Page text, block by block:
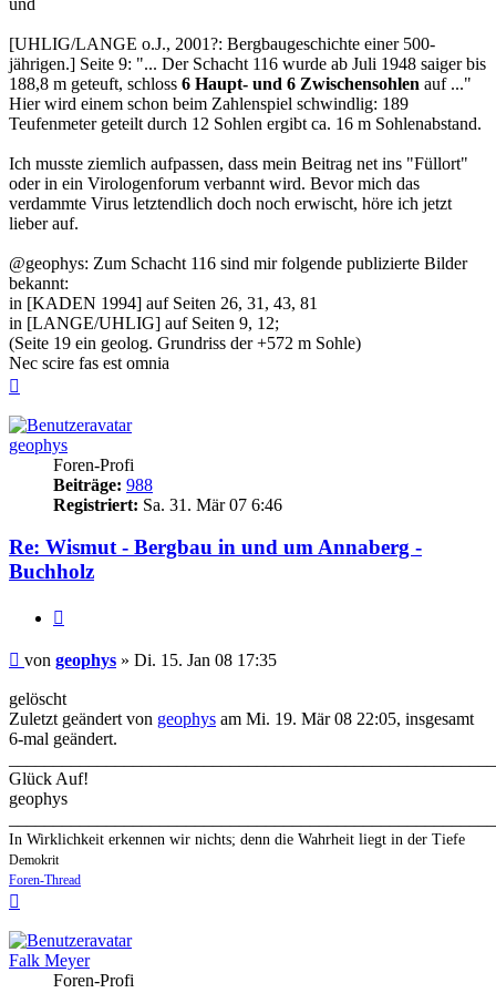
[UHLIG/LANGE o.J., 2001?: Bergbaugeschichte einer 500-
jährigen.] Seite 9: "... Der Schacht 116 wurde ab Juli 1948 saiger bis
188,8 m geteuft, schloss 6 Haupt- und 6 Zwischensohlen auf ..."
Hier wird einem schon beim Zahlenspiel schwindlig: 189
Teufenmeter geteilt durch 12 Sohlen ergibt ca. 16 m Sohlenabstand.
Ich musste ziemlich aufpassen, dass mein Beitrag net ins "Füllort"
oder in ein Virologenforum verbannt wird. Bevor mich das
verdammte Virus letztendlich doch noch erwischt, höre ich jetzt
lieber auf.
@geophys: Zum Schacht 116 sind mir folgende publizierte Bilder
bekannt:
in [KADEN 1994] auf Seiten 26, 31, 43, 81
in [LANGE/UHLIG] auf Seiten 9, 12;
(Seite 19 ein geolog. Grundriss der +572 m Sohle)
Nec scire fas est omnia
geophys
Foren-Profi
Beiträge: 988
Registriert: Sa. 31. Mär 07 6:46
Re: Wismut - Bergbau in und um Annaberg -
Buchholz
Beitrag
von geophys » Di. 15. Jan 08 17:35
gelöscht
Zuletzt geändert von geophys am Mi. 19. Mär 08 22:05, insgesamt
6-mal geändert.
Glück Auf!
geophys
In Wirklichkeit erkennen wir nichts; denn die Wahrheit liegt in der Tiefe
Demokrit
Foren-Thread
Falk Meyer
Foren-Profi